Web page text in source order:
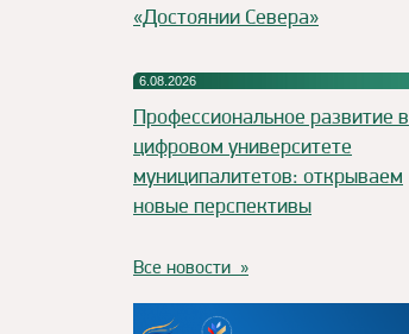
«Достоянии Севера»
6.08.2026
Профессиональное развитие в
цифровом университете
муниципалитетов: открываем
новые перспективы
Все новости »